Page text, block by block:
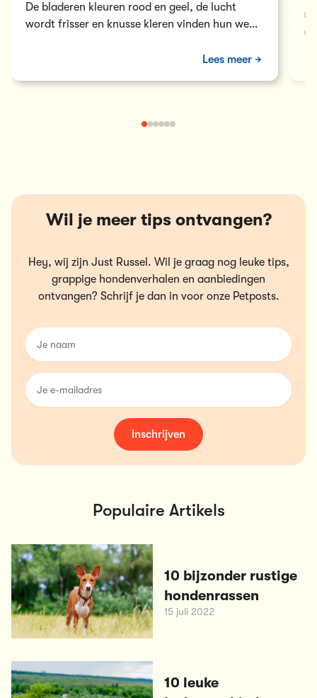
De bladeren kleuren rood en geel, de lucht
wordt frisser en knusse kleren vinden hun weg
Lees meer
Wil je meer tips ontvangen?
Hey, wij zijn Just Russel. Wil je graag nog leuke tips,
grappige hondenverhalen en aanbiedingen
ontvangen? Schrijf je dan in voor onze Petposts.
name
email
Inschrijven
Populaire Artikels
10 bijzonder rustige
hondenrassen
15 juli 2022
10 leuke